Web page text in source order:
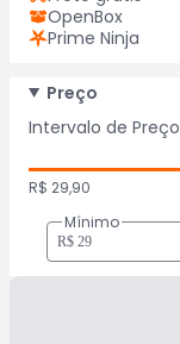
OpenBox
Prime Ninja
Preço
Intervalo de Preço
R$ 29,90
Mínimo